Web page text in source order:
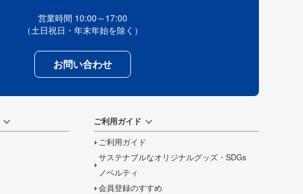
営業時間 10:00～17:00
（土日祝日・年末年始を除く）
お問い合わせ
ご利用ガイド
ご利用ガイド
サステナブルなオリジナルグッズ・SDGs
ノベルティ
会員登録のすすめ